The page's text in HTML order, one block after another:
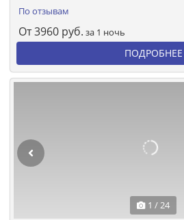
По отзывам
От3960 руб. за 1 ночь
ПОДРОБНЕЕ
1 / 24